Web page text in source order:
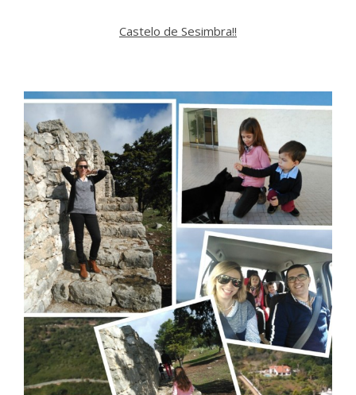
Castelo de Sesimbra!!